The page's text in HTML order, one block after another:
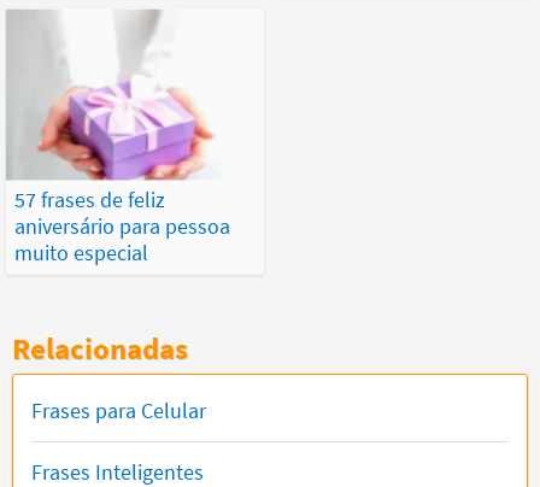
57 frases de feliz
aniversário para pessoa
muito especial
Relacionadas
Frases para Celular
Frases Inteligentes